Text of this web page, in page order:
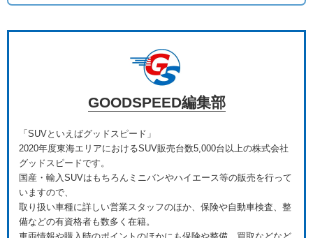
GOODSPEED編集部
「SUVといえばグッドスピード」
2020年度東海エリアにおけるSUV販売台数5,000台以上の株式会社
グッドスピードです。
国産・輸入SUVはもちろんミニバンやハイエース等の販売を行って
いますので、
取り扱い車種に詳しい営業スタッフのほか、保険や自動車検査、整
備などの有資格者も数多く在籍。